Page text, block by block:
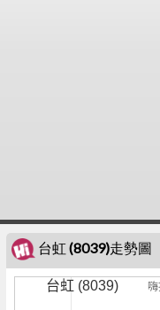
台虹 (8039)走勢圖
台虹 (8039)